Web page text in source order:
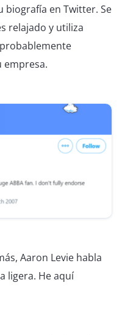
biografía en Twitter. Se
relajado y utiliza
empresa.
Aaron Levie habla
ligera. He aquí